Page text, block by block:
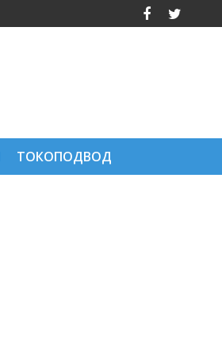
ТОКОПОДВОД